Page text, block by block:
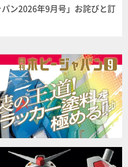
パン2026年9月号」お詫びと訂